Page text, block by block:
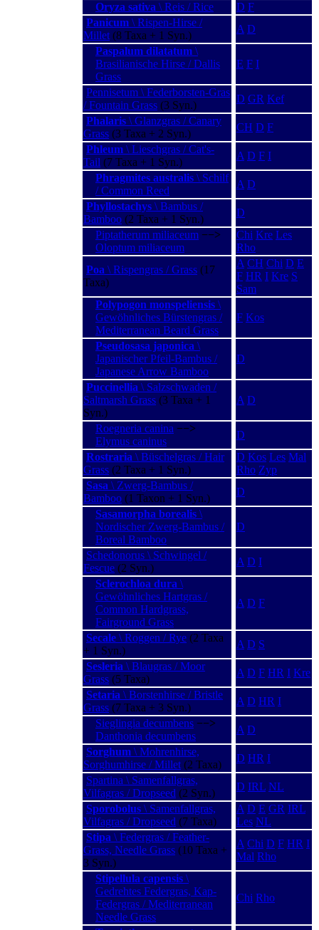
Oryza sativa \ Reis / Rice D F
Panicum \ Rispen-Hirse /
Millet (8 Taxa + 1 Syn.)
A D
Paspalum dilatatum \
Brasilianische Hirse / Dallis
Grass
E F I
Pennisetum \ Federborsten-Gras
/ Fountain Grass (3 Syn.)
D GR Kef
Phalaris \ Glanzgras / Canary
Grass (3 Taxa + 2 Syn.)
CH D F
Phleum \ Lieschgras / Cat's-
Tail (7 Taxa + 1 Syn.)
A D F I
Phragmites australis \ Schilf
/ Common Reed
A D
Phyllostachys \ Bambus /
Bamboo (2 Taxa + 1 Syn.)
D
Piptatherum miliaceum −−>
Oloptum miliaceum
Chi Kre Les
Rho
Poa \ Rispengras / Grass (17
Taxa)
A CH Chi D E
F HR I Kre S
Sam
Polypogon monspeliensis \
Gewöhnliches Bürstengras /
Mediterranean Beard Grass
F Kos
Pseudosasa japonica \
Japanischer Pfeil-Bambus /
Japanese Arrow Bamboo
D
Puccinellia \ Salzschwaden /
Saltmarsh Grass (3 Taxa + 1
Syn.)
A D
Roegneria canina −−>
Elymus caninus
D
Rostraria \ Büschelgras / Hair
Grass (2 Taxa + 1 Syn.)
D Kos Les Mal
Rho Zyp
Sasa \ Zwerg-Bambus /
Bamboo (1 Taxon + 1 Syn.)
D
Sasamorpha borealis \
Nordischer Zwerg-Bambus /
Boreal Bamboo
D
Schedonorus \ Schwingel /
Fescue (2 Syn.)
A D I
Sclerochloa dura \
Gewöhnliches Hartgras /
Common Hardgrass,
Fairground Grass
A D F
Secale \ Roggen / Rye (2 Taxa
+ 1 Syn.)
A D S
Sesleria \ Blaugras / Moor
Grass (5 Taxa)
A D F HR I Kre
Setaria \ Borstenhirse / Bristle
Grass (7 Taxa + 3 Syn.)
A D HR I
Sieglingia decumbens −−>
Danthonia decumbens
A D
Sorghum \ Mohrenhirse,
Sorghumhirse / Millet (2 Taxa)
D HR I
Spartina \ Samenfallgras,
Vilfagras / Dropseed (2 Syn.)
D IRL NL
Sporobolus \ Samenfallgras,
Vilfagras / Dropseed (7 Taxa)
A D E GR IRL
Les NL
Stipa \ Federgras / Feather-
Grass, Needle Grass (10 Taxa +
3 Syn.)
A Chi D F HR I
Mal Rho
Stipellula capensis \
Gedrehtes Federgras, Kap-
Federgras / Mediterranean
Needle Grass
Chi Rho